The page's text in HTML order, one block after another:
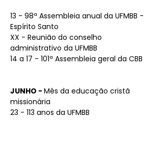
13 - 98ª Assembleia anual da UFMBB -
Espírito Santo
XX - Reunião do conselho
administrativo da UFMBB
14 a 17 - 101ª Assembleia geral da CBB
JUNHO - Mês da educação cristã
missionária
23 - 113 anos da UFMBB